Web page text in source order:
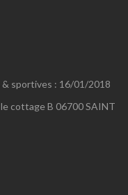
sportives : 16/01/2018
cottage B 06700 SAINT